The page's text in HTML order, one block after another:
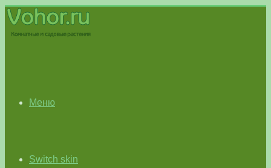
Меню
Switch skin